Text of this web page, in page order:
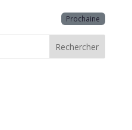
Prochaine
Rechercher